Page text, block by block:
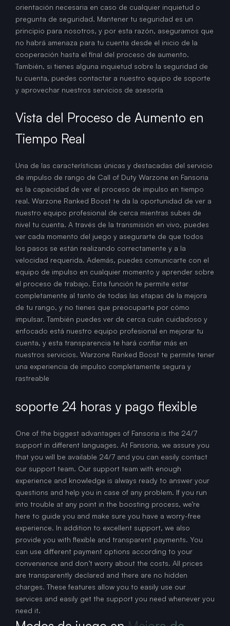
orientación necesaria en caso de cualquier inquietud o
pregunta de seguridad. Mantener tu seguridad es un
principio para nosotros, y por esta razón, aseguramos que
no habrá amenaza para tu cuenta desde el inicio de la
cooperación hasta el final del proceso de aumento.
También, si tienes alguna inquietud sobre la seguridad de
tu cuenta, puedes contactar a nuestro equipo de soporte
y aprovechar nuestros servicios de asesoría
Vista del Proceso de Aumento en
Tiempo Real
Una de las características únicas y destacadas del servicio
de impulso de rango de Call of Duty Warzone en Fansoria
es la capacidad de ver el proceso de impulso en tiempo
real. Warzone Ranked Boost te da la oportunidad de ver a
nuestro equipo profesional de cerca mientras subes de
nivel tu cuenta. A través de la transmisión en vivo, puedes
ver cada momento del juego y asegurarte de que todos
los pasos se están realizando correctamente y a la
velocidad requerida. Además, puedes comunicarte con el
equipo de impulso en cualquier momento y aprender sobre
el proceso de trabajo. Esta función te permite estar
completamente al tanto de todas las etapas de la mejora
de tu rango, y no tienes que preocuparte por cómo
impulsar. También puedes ver de cerca cuán cuidadoso y
enfocado está nuestro equipo profesional en mejorar tu
cuenta, y esta transparencia te hará confiar más en
nuestros servicios. Warzone Ranked Boost te permite tener
una experiencia de impulso completamente segura y
rastreable
soporte 24 horas y pago flexible
One of the biggest advantages of Fansoria is the 24/7
support in different languages. At Fansoria, we assure you
that you will be available 24/7 and you can easily contact
our support team. Our support team with enough
experience and knowledge is always ready to answer your
questions and help you in case of any problem. If you run
into trouble at any point in the boosting process, we’re
here to guide you and make sure you have a worry-free
experience. In addition to excellent support, we also
provide you with flexible and transparent payments. You
can use different payment options according to your
convenience and don’t worry about the costs. All prices
are transparently declared and there are no hidden
charges. These features allow you to easily use our
services and easily get the support you need whenever you
need it.